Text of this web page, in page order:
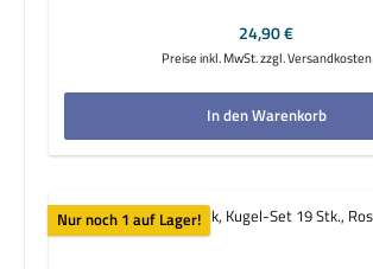
Regulärer Preis:
24,90 €
Preise inkl. MwSt. zzgl. Versandkosten
In den Warenkorb
Nur noch 1 auf Lager!